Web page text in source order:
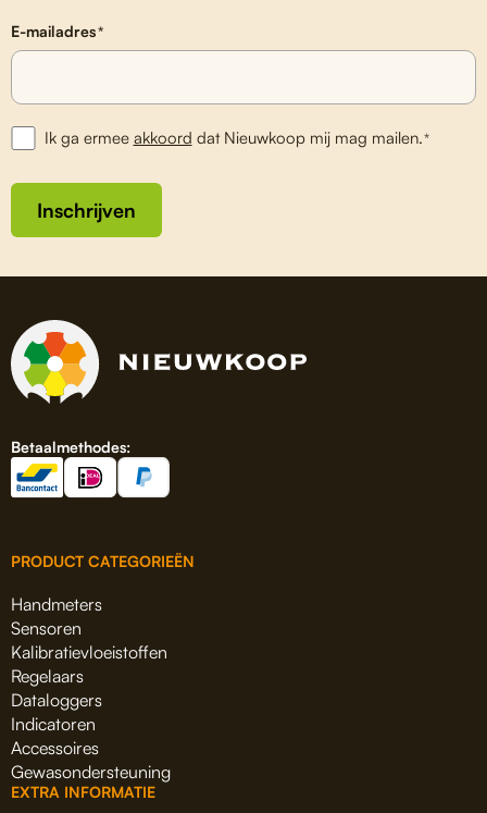
E-mailadres*
Ik ga ermee akkoord dat Nieuwkoop mij mag mailen.*
Inschrijven
Betaalmethodes:
PRODUCT CATEGORIEËN
Handmeters
Sensoren
Kalibratievloeistoffen
Regelaars
Dataloggers
Indicatoren
Accessoires
Gewasondersteuning
EXTRA INFORMATIE